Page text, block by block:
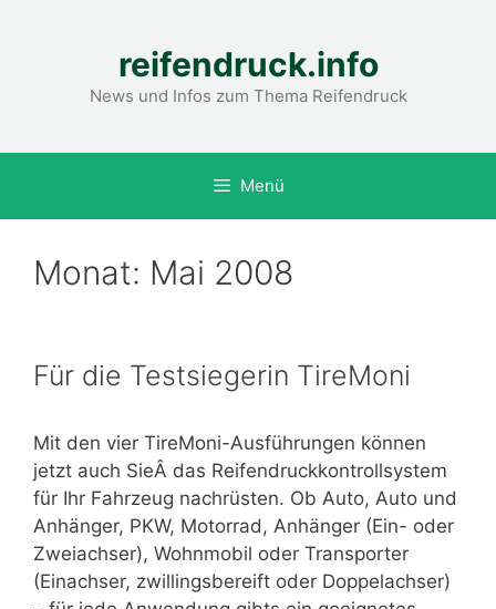
reifendruck.info
News und Infos zum Thema Reifendruck
Menü
Monat: Mai 2008
Für die Testsiegerin TireMoni
Mit den vier TireMoni-Ausführungen können
jetzt auch SieÂ das Reifendruckkontrollsystem
für Ihr Fahrzeug nachrüsten. Ob Auto, Auto und
Anhänger, PKW, Motorrad, Anhänger (Ein- oder
Zweiachser), Wohnmobil oder Transporter
(Einachser, zwillingsbereift oder Doppelachser)